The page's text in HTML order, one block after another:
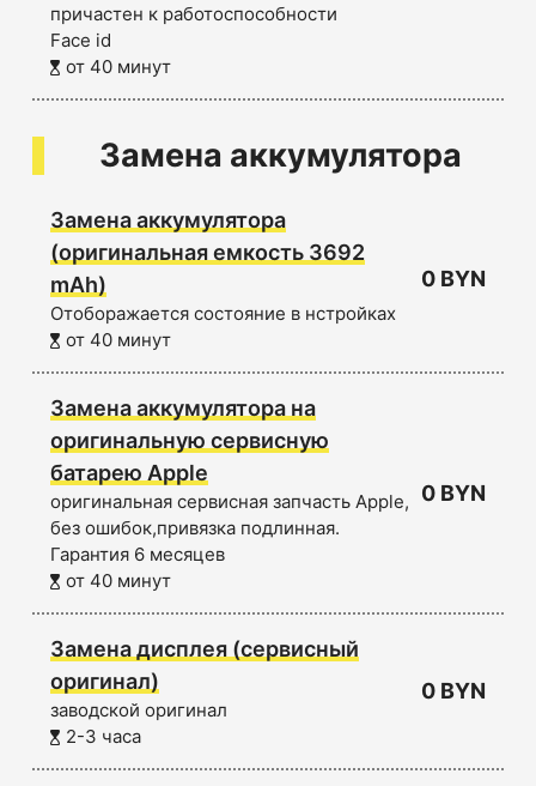
причастен к работоспособности
Face id
от 40 минут
Замена аккумулятора
Замена аккумулятора
(оригинальная емкость 3692
mAh)
Отоборажается состояние в нстройках
от 40 минут
0 BYN
Замена аккумулятора на
оригинальную сервисную
батарею Apple
оригинальная сервисная запчасть Apple,
без ошибок,привязка подлинная.
Гарантия 6 месяцев
от 40 минут
0 BYN
Замена дисплея (сервисный
оригинал)
заводской оригинал
2-3 часа
0 BYN